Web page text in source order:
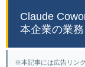
Claude
本企業の業
※本記事には広告リン